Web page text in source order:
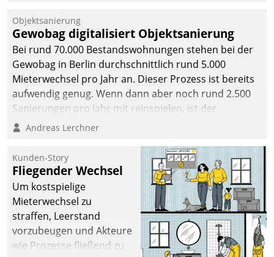
Objektsanierung
Gewobag digitalisiert Objektsanierung
Bei rund 70.000 Bestandswohnungen stehen bei der
Gewobag in Berlin durchschnittlich rund 5.000
Mieterwechsel pro Jahr an. Dieser Prozess ist bereits
aufwendig genug. Wenn dann aber noch rund 2.500
Sanierungen pro Jahr mit reinspielen, ist der
Betreuungs- und Organisationsaufwand immens. Im
kommunale Wohnungsbauunternehmen daher
gemeinsam mit der Berliner Datatrain GmbH den
Teilprozess der Objektsanierung digitalisiert.
Andreas Lerchner
Kunden-Story
Fliegender Wechsel
Um kostspielige
Mieterwechsel zu
straffen, Leerstand
vorzubeugen und Akteure
wie Prozesse fließend zu